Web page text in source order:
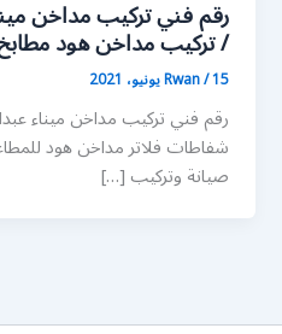
/ تركيب مداخن هود
Rwan/15 يونيو، 2021
رقم فني تركيب مداخن ميناء
شفاطات فلاتر مداخن هود
صيانة وتركيب […]